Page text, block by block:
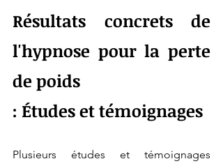
Résultats concrets de
l'hypnose pour la perte
de poids
: Études et témoignages
Plusieurs études et témoignages